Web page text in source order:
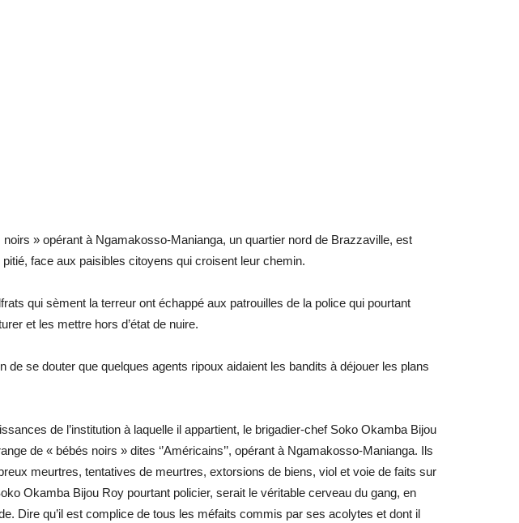
noirs » opérant à Ngamakosso-Manianga, un quartier nord de Brazzaville, est
face aux paisibles citoyens qui croisent leur chemin.
qui sèment la terreur ont échappé aux patrouilles de la police qui pourtant
et les mettre hors d’état de nuire.
de se douter que quelques agents ripoux aidaient les bandits à déjouer les plans
de l’institution à laquelle il appartient, le brigadier-chef Soko Okamba Bijou
de « bébés noirs » dites ‘’Américains’’, opérant à Ngamakosso-Manianga. Ils
meurtres, tentatives de meurtres, extorsions de biens, viol et voie de faits sur
Okamba Bijou Roy pourtant policier, serait le véritable cerveau du gang, en
Dire qu’il est complice de tous les méfaits commis par ses acolytes et dont il